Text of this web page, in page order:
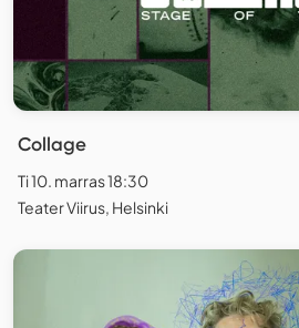
Collage
Ti 10. marras 18:30
Teater Viirus, Helsinki